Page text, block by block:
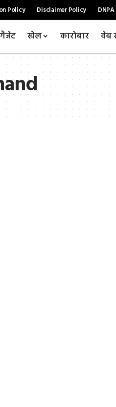
Policy Disclaimer Policy
गैजेट खेल कारोबार वेब